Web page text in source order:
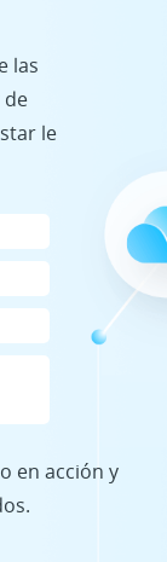
las
de
le
en acción y